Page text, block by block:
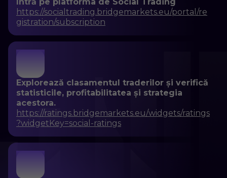
https://socialtrading.bridgemarkets.eu/portal/re
gistration/subscription
4
Explorează clasamentul traderilor și verifică
statisticile, profitabilitatea și strategia
acestora.
https://ratings.bridgemarkets.eu/widgets/ratings
?widgetKey=social-ratings
5